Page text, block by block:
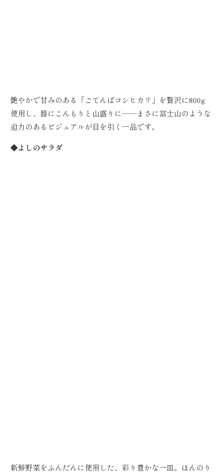
艶やかで甘みのある「ごてんばコシヒカリ」を贅沢に800g
使用し、器にこんもりと山盛りに――まさに富士山のような
迫力のあるビジュアルが目を引く一品です。
◆よしのサラダ
新鮮野菜をふんだんに使用した、彩り豊かな一皿。ほんのり